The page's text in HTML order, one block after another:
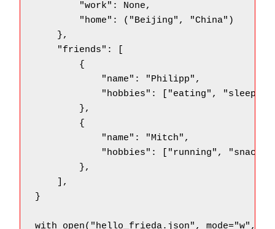
        "work": None,
        "home": ("Beijing", "China")
    },
    "friends": [
        {
            "name": "Philipp",
"hobbies": ["eating",
        },
        {
            "name": "Mitch",
"hobbies": ["running",
        },
    ],
}
with open("hello_frieda.json", mode="w",